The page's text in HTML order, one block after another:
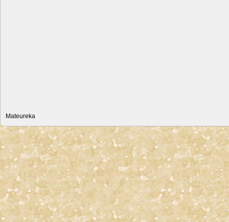
Mateureka